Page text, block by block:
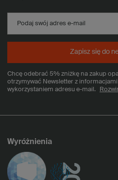
Podaj swój adres e-mail
Chcę odebrać 5% zniżkę na zakup
otrzymywać Newsletter z
wykorzystaniem adresu e-mail.
Zapisz się do
Wyróżnienia